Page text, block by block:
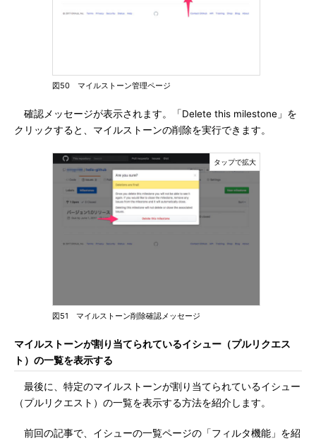
図50 マイルストーン管理ページ
確認メッセージが表示されます。「Delete this milestone」を
クリックすると、マイルストーンの削除を実行できます。
図51 マイルストーン削除確認メッセージ
マイルストーンが割り当てられているイシュー（プルリクエス
ト）の一覧を表示する
最後に、特定のマイルストーンが割り当てられているイシュー
（プルリクエスト）の一覧を表示する方法を紹介します。
前回の記事で、イシューの一覧ページの「フィルタ機能」を紹